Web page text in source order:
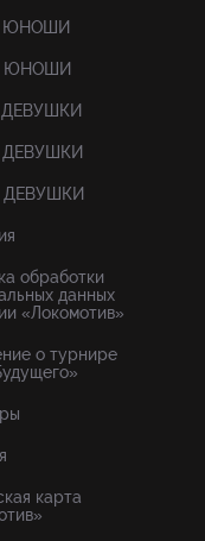
ЮНОШИ
ЮНОШИ
обработки
данных
«Локомотив»
о турнире
карта